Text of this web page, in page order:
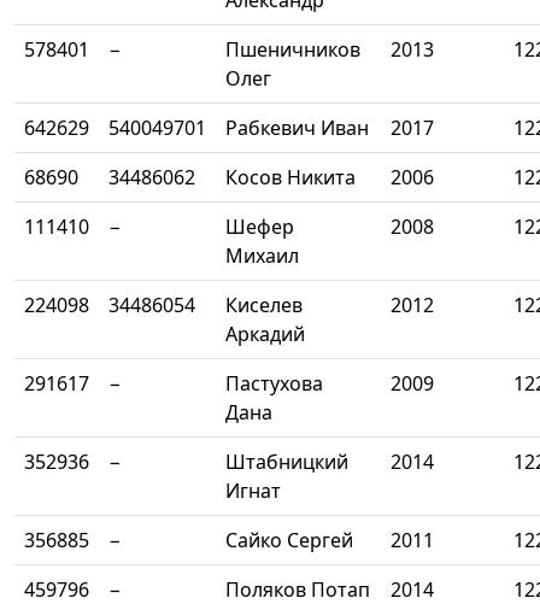
578401
−
Пшеничников
Олег
2013
642629 540049701 Рабкевич Иван 2017
68690
34486062 Косов Никита 2006
111410
−
Шефер
Михаил
2008
224098 34486054
Киселев
Аркадий
2012
291617 −
Пастухова
Дана
2009
352936 −
Штабницкий
Игнат
2014
356885 − Сайко Сергей 2011
459796
− Поляков Потап 2014